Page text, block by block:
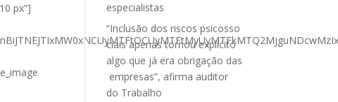
px”]
especialistas
“Inclusão dos riscos psicosso
ciais apenas tornou explícito
algo que já era obrigação das
empresas”, afirma auditor
do Trabalho